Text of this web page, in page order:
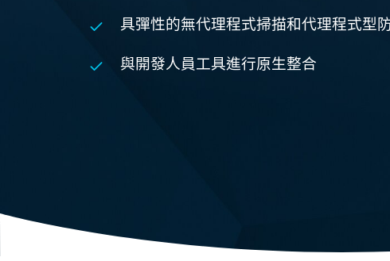
具彈性的無代理程式掃描和代理程式型
與開發人員工具進行原生整合